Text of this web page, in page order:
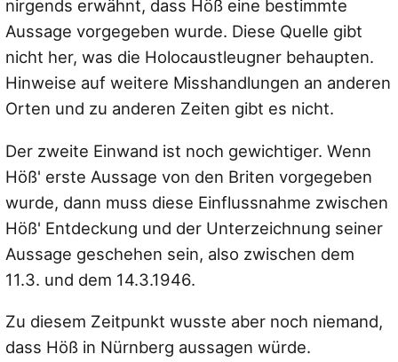
nirgends erwähnt, dass Höß eine bestimmte
Aussage vorgegeben wurde. Diese Quelle gibt
nicht her, was die Holocaustleugner behaupten.
Hinweise auf weitere Misshandlungen an anderen
Orten und zu anderen Zeiten gibt es nicht.
Der zweite Einwand ist noch gewichtiger. Wenn
Höß' erste Aussage von den Briten vorgegeben
wurde, dann muss diese Einflussnahme zwischen
Höß' Entdeckung und der Unterzeichnung seiner
Aussage geschehen sein, also zwischen dem
11.3. und dem 14.3.1946.
Zu diesem Zeitpunkt wusste aber noch niemand,
dass Höß in Nürnberg aussagen würde.